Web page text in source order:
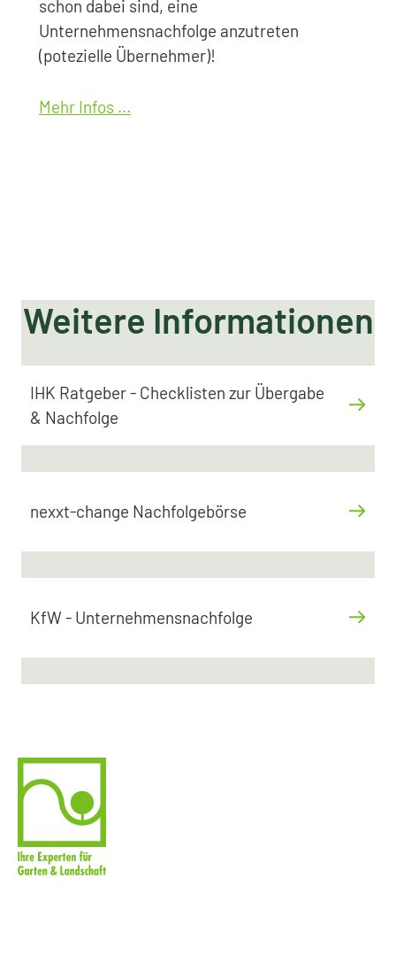
schon dabei sind, eine
Unternehmensnachfolge anzutreten
(potezielle Übernehmer)!
Mehr Infos ...
Weitere Informationen
IHK Ratgeber - Checklisten zur Übergabe
& Nachfolge
nexxt-change Nachfolgebörse
KfW - Unternehmensnachfolge